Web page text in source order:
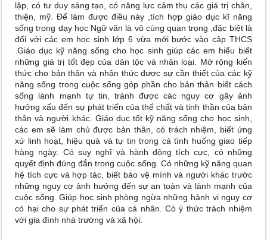
lập, có tư duy sáng tạo, có năng lực cảm thụ các giá trị chân,
thiện, mỹ. Để làm được điều này ,tích hợp giáo dục kĩ năng
sống trong dạy học Ngữ văn là vô cùng quan trọng ,đặc biệt là
đối với các em học sinh lớp 6 vừa mới bước vào câp THCS
.Giáo dục kỹ năng sống cho học sinh giúp các em hiểu biết
những giá trị tốt đẹp của dân tộc và nhân loại. Mở rộng kiến
thức cho bản thân và nhận thức được sự cần thiết của các kỹ
năng sống trong cuộc sống góp phần cho bản thân biết cách
sống lành mạnh tự tin, tránh được các nguy cơ gây ảnh
hưởng xấu đến sự phát triển của thể chất và tinh thần của bản
thân và người khác. Giáo dục tốt kỹ năng sống cho học sinh,
các em sẽ làm chủ được bản thân, có trách nhiệm, biết ứng
xử linh hoạt, hiệu quả và tự tin trong cá tình huống giao tiếp
hàng ngày. Có suy nghĩ và hành động tích cực, có những
quyết định đúng đắn trong cuộc sống. Có những kỹ năng quan
hệ tích cực và hợp tác, biết bảo vệ mình và người khác trước
những nguy cơ ảnh hưởng đến sự an toàn và lành mạnh của
cuộc sống. Giúp học sinh phòng ngừa những hành vi nguy cơ
có hại cho sự phát triển của cá nhân. Có ý thức trách nhiệm
với gia đình nhà trường và xã hội.